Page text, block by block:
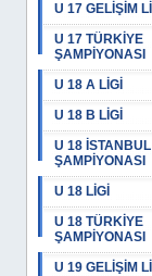
U 17 GELİŞİM
U 17 TÜRKİYE
ŞAMPİYONASI
U 18 A LİGİ
U 18 B LİGİ
U 18 İSTANBUL
ŞAMPİYONASI
U 18 LİGİ
U 18 TÜRKİYE
ŞAMPİYONASI
U 19 GELİŞİM